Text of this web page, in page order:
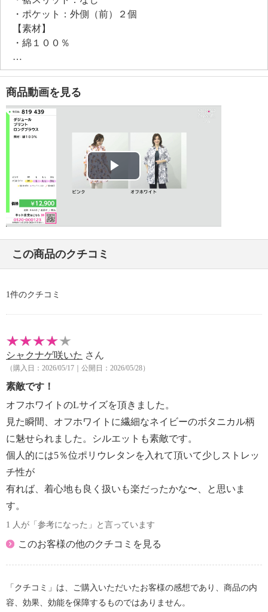
・ポケット：外側（前）２個
【素材】
・綿１００％
【メンテナンス（絵表示ラベル）】
・手洗い：可
・漂白処理：塩素系・酸素系漂白不可
・タンブル乾燥：不可
・自然乾燥：日陰の吊り干し
・アイロン仕上げ：可（低温）
・ドライクリーニング：石油系ドライクリーニング可
・ウエットクリーニング：可
【メンテナンス（ケアラベル）】
＜ピンク、オフホワイト＞水や汗などによる色落ち、
色移り注意
＜ピンク、オフホワイト＞過度な力をかけない
＜オフホワイト＞長時間照射による変退色注意
・個体差あり
商品動画を見る
Play
この商品のクチコミ
1件のクチコミ
シャクナゲ咲いた さん
（購入日：2026/05/17｜公開日：2026/05/28）
素敵です！
オフホワイトのLサイズを頂きました。
見た瞬間、オフホワイトに繊細なネイビーのボタニカル柄
に魅せられました。シルエットも素敵です。
個人的には5％位ポリウレタンを入れて頂いて少しストレッ
チ性が
有れば、着心地も良く扱いも楽だったかな〜、と思いま
す。
1 人が「参考になった」と言っています
このお客様の他のクチコミを見る
「クチコミ」は、ご購入いただいたお客様の感想であり、商品の内
容、効果、効能を保障するものではありません。